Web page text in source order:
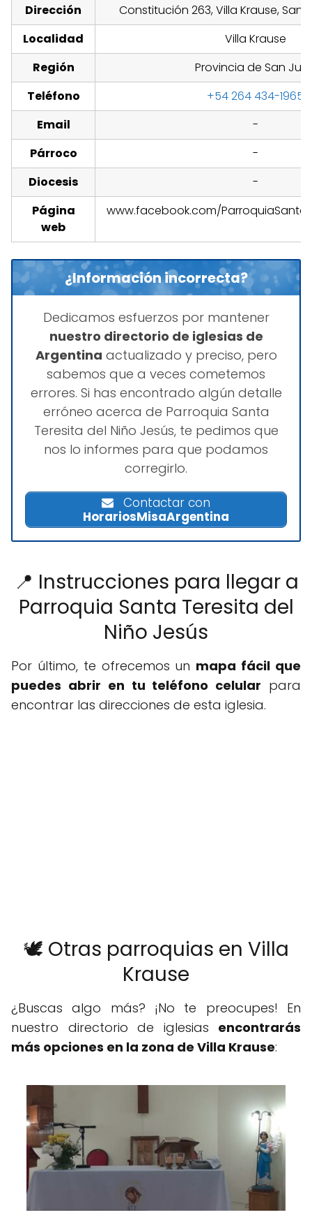
Dirección
Constitución 263, Villa Krause, San
Localidad
Villa Krause
Región
Provincia de San
Teléfono
+54 264 434-1965
Email
-
Párroco
-
Diocesis
-
Página
web
www.facebook.com/
¿Información incorrecta?
Dedicamos esfuerzos por mantener
nuestro directorio de iglesias de
Argentina actualizado y preciso, pero
sabemos que a veces cometemos
errores. Si has encontrado algún detalle
erróneo acerca de Parroquia Santa
Teresita del Niño Jesús, te pedimos que
nos lo informes para que podamos
corregirlo.
Contactar con
HorariosMisaArgentina
📍 Instrucciones para llegar a
Parroquia Santa Teresita del
Niño Jesús
Por último, te ofrecemos un mapa fácil que
puedes abrir en tu teléfono celular para
encontrar las direcciones de esta iglesia.
🕊️ Otras parroquias en Villa
Krause
¿Buscas algo más? ¡No te preocupes! En
nuestro directorio de iglesias encontrarás
más opciones en la zona de Villa Krause: